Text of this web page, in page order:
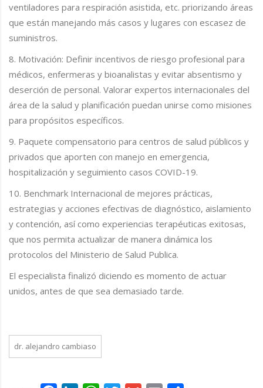
ventiladores para respiración asistida, etc. priorizando áreas
que están manejando más casos y lugares con escasez de
suministros.
8. Motivación: Definir incentivos de riesgo profesional para
médicos, enfermeras y bioanalistas y evitar absentismo y
deserción de personal. Valorar expertos internacionales del
área de la salud y planificación puedan unirse como misiones
para propósitos específicos.
9. Paquete compensatorio para centros de salud públicos y
privados que aporten con manejo en emergencia,
hospitalización y seguimiento casos COVID-19.
10. Benchmark Internacional de mejores prácticas,
estrategias y acciones efectivas de diagnóstico, aislamiento
y contención, así como experiencias terapéuticas exitosas,
que nos permita actualizar de manera dinámica los
protocolos del Ministerio de Salud Publica.
El especialista finalizó diciendo es momento de actuar
unidos, antes de que sea demasiado tarde.
dr. alejandro cambiaso